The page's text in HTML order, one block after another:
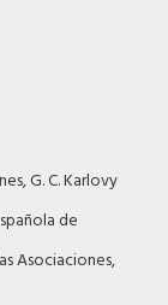
G. C. Karlovy
de
Asociaciones,